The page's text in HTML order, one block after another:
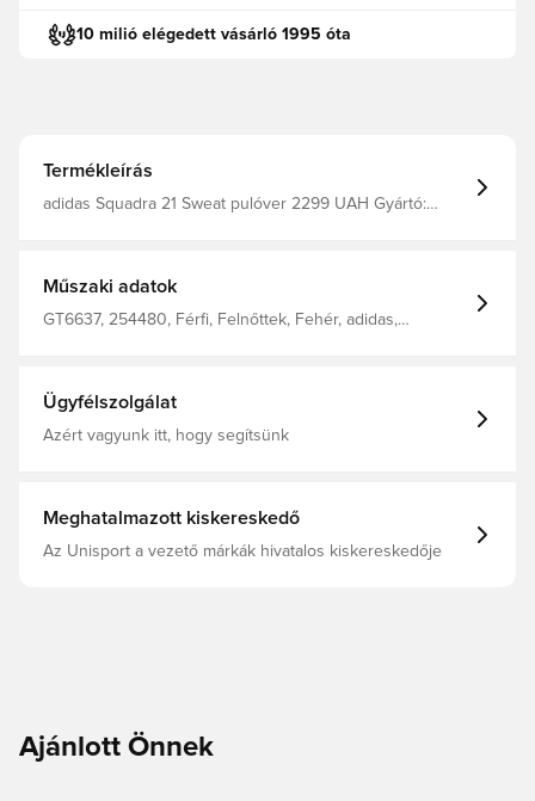
10 milió elégedett vásárló 1995 óta
Termékleírás
adidas Squadra 21 Sweat pulóver 2299 UAH Gyártó:
Műszaki adatok
GT6637, 254480, Férfi, Felnőttek, Fehér, adidas,
Ügyfélszolgálat
Azért vagyunk itt, hogy segítsünk
Meghatalmazott kiskereskedő
Az Unisport a vezető márkák hivatalos kiskereskedője
Ajánlott Önnek